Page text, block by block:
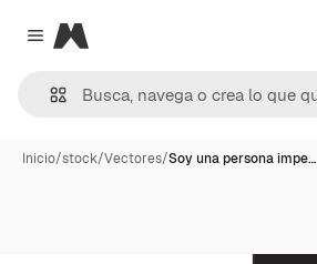
Close menu
Magnific
Inicio/stock/Vectores/Soy una persona impe…